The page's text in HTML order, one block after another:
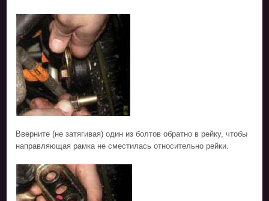
Вверните (не затягивая) один из болтов обратно в рейку, чтобы
направляющая рамка не сместилась относительно рейки.